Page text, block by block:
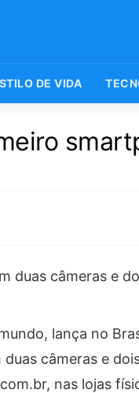
DE VIDA
lança no
câmeras e
nas lojas